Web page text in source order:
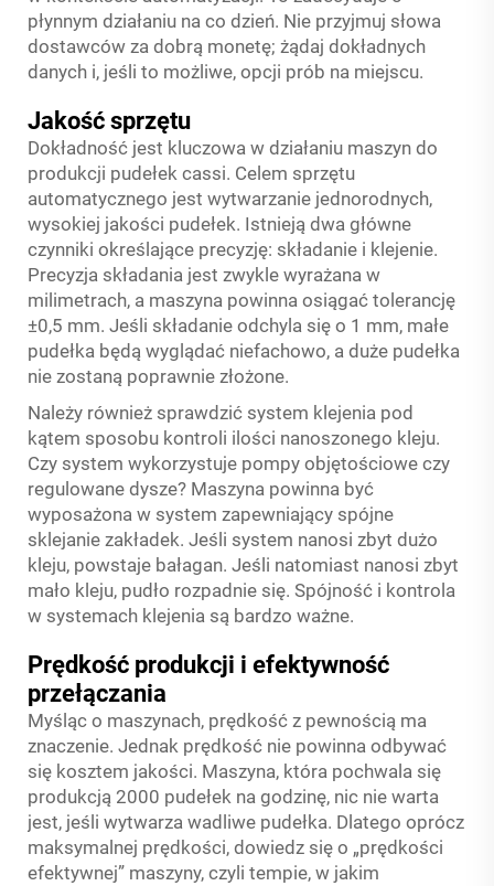
płynnym działaniu na co dzień. Nie przyjmuj słowa
dostawców za dobrą monetę; żądaj dokładnych
danych i, jeśli to możliwe, opcji prób na miejscu.
Jakość sprzętu
Dokładność jest kluczowa w działaniu maszyn do
produkcji pudełek cassi. Celem sprzętu
automatycznego jest wytwarzanie jednorodnych,
wysokiej jakości pudełek. Istnieją dwa główne
czynniki określające precyzję: składanie i klejenie.
Precyzja składania jest zwykle wyrażana w
milimetrach, a maszyna powinna osiągać tolerancję
±0,5 mm. Jeśli składanie odchyla się o 1 mm, małe
pudełka będą wyglądać niefachowo, a duże pudełka
nie zostaną poprawnie złożone.
Należy również sprawdzić system klejenia pod
kątem sposobu kontroli ilości nanoszonego kleju.
Czy system wykorzystuje pompy objętościowe czy
regulowane dysze? Maszyna powinna być
wyposażona w system zapewniający spójne
sklejanie zakładek. Jeśli system nanosi zbyt dużo
kleju, powstaje bałagan. Jeśli natomiast nanosi zbyt
mało kleju, pudło rozpadnie się. Spójność i kontrola
w systemach klejenia są bardzo ważne.
Prędkość produkcji i efektywność
przełączania
Myśląc o maszynach, prędkość z pewnością ma
znaczenie. Jednak prędkość nie powinna odbywać
się kosztem jakości. Maszyna, która pochwala się
produkcją 2000 pudełek na godzinę, nic nie warta
jest, jeśli wytwarza wadliwe pudełka. Dlatego oprócz
maksymalnej prędkości, dowiedz się o „prędkości
efektywnej” maszyny, czyli tempie, w jakim